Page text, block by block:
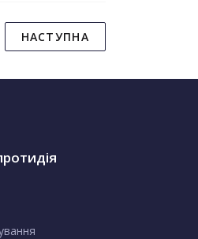
НАСТУПНА